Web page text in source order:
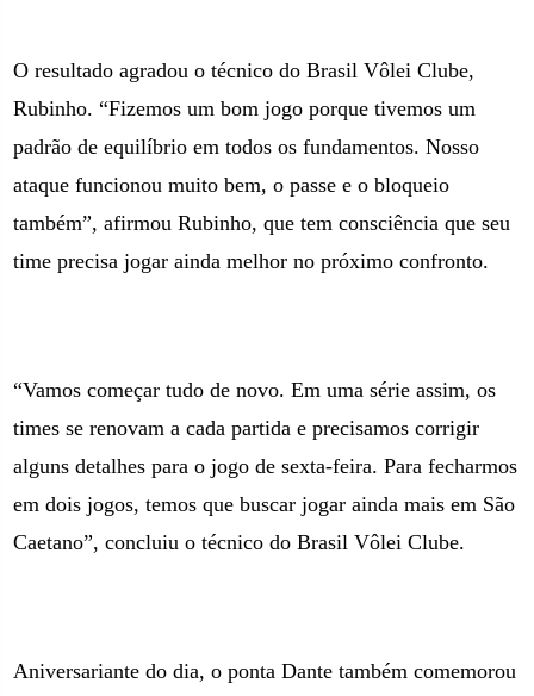
O resultado agradou o técnico do Brasil Vôlei Clube,
Rubinho.“Fizemos um bom jogo porque tivemos um
padrão de equilíbrio em todos os fundamentos. Nosso
ataque funcionou muito bem, o passe e o bloqueio
também”, afirmou Rubinho, que tem consciência que seu
time precisa jogar ainda melhor no próximo confronto.
“Vamos começar tudo de novo. Em uma série assim, os
times se renovam a cada partida e precisamos corrigir
alguns detalhes para o jogo de sexta-feira. Para fecharmos
em dois jogos, temos que buscar jogar ainda maisem São
Caetano”, concluiu o técnico do Brasil Vôlei Clube.
Aniversariante do dia, o ponta Dante também comemorou